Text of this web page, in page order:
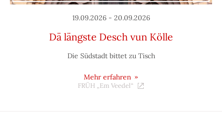
19.09.2026 - 20.09.2026
Dä längste Desch vun Kölle
Die Südstadt bittet zu Tisch
Mehr erfahren
FRÜH „Em Veedel“